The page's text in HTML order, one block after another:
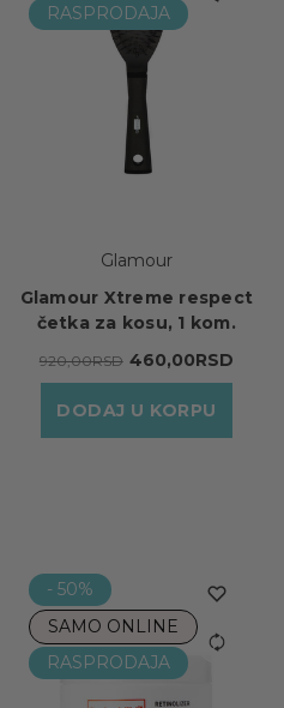
RASPRODAJA
Glamour
Glamour Xtreme respect
četka za kosu, 1 kom.
920,00RSD 460,00RSD
DODAJ U KORPU
- 50%
SAMO ONLINE
RASPRODAJA